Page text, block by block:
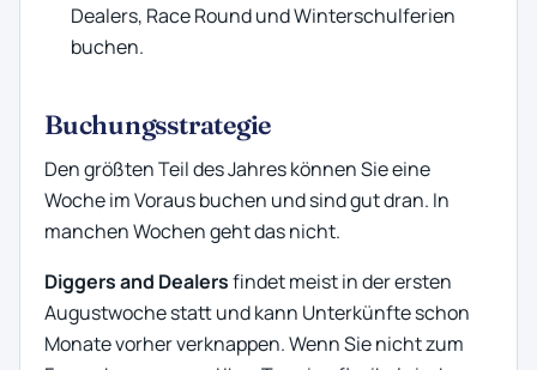
Dealers, Race Round und Winterschulferien
buchen.
Buchungsstrategie
Den größten Teil des Jahres können Sie eine
Woche im Voraus buchen und sind gut dran. In
manchen Wochen geht das nicht.
Diggers and Dealersfindet meist in der ersten
Augustwoche statt und kann Unterkünfte schon
Monate vorher verknappen. Wenn Sie nicht zum